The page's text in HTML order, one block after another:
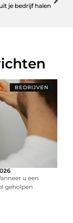
je bedrijf halen
BEDRIJVEN
u een
geholpen